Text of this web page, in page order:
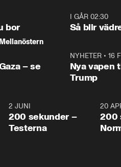
bor
I GÅR 02:30
Så blir
– se
NYHETER• 16
Nya vapen
Trump
4:23
2 JUNI
200 sekunder –
Testerna
20
200